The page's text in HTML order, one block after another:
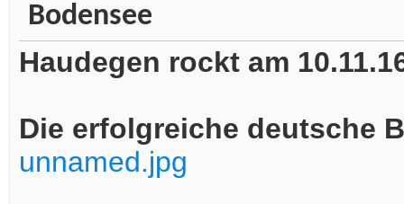
Bodensee
Haudegen rockt am
Die erfolgreiche deutsche
unnamed.jpg